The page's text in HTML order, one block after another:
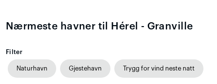
Nærmeste havner til Hérel - Granville
Filter
Naturhavn Gjestehavn Trygg for vind neste natt